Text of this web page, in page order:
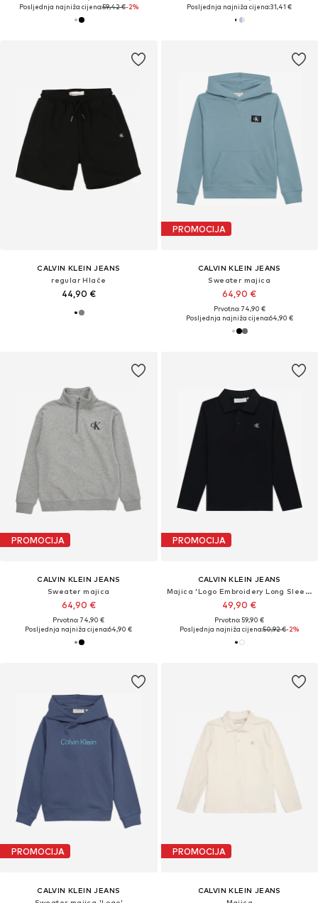
Posljednja najniža cijena:59,42 €-2%
Posljednja najniža cijena:31,41 €
CALVIN KLEIN JEANS
regular Hlače
44,90 €
PROMOCIJA
CALVIN KLEIN JEANS
Sweater majica
64,90 €
Prvotno: 74,90 €
Posljednja najniža cijena:64,90 €
PROMOCIJA
CALVIN KLEIN JEANS
Sweater majica
64,90 €
Prvotno: 74,90 €
Posljednja najniža cijena:64,90 €
PROMOCIJA
CALVIN KLEIN JEANS
Majica 'Logo Embroidery Long Sleeve'
49,90 €
Prvotno: 59,90 €
Posljednja najniža cijena:50,92 €-2%
PROMOCIJA
CALVIN KLEIN JEANS
PROMOCIJA
CALVIN KLEIN JEANS